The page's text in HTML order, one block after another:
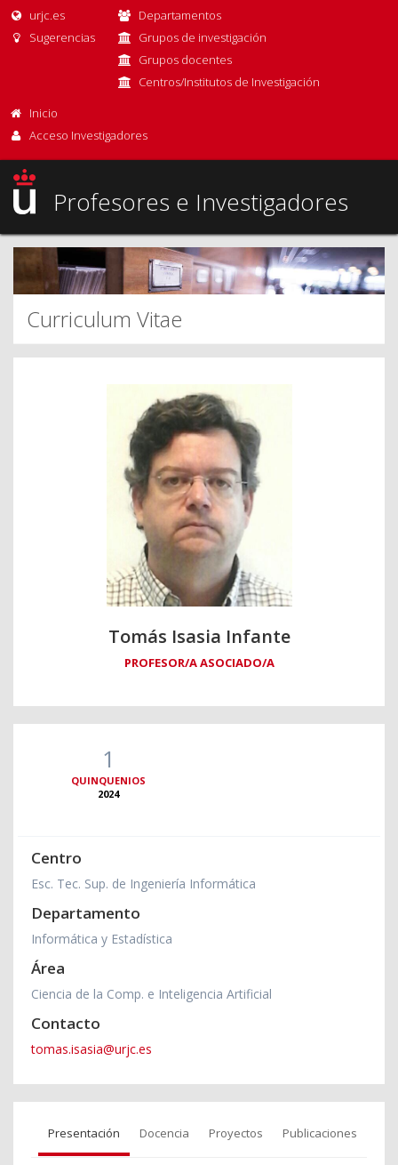
urjc.es
Sugerencias
Departamentos
Grupos de investigación
Grupos docentes
Centros/Institutos de Investigación
Inicio
Acceso Investigadores
Profesores e Investigadores
Curriculum Vitae
Tomás Isasia Infante
PROFESOR/A ASOCIADO/A
1
QUINQUENIOS
2024
Centro
Esc. Tec. Sup. de Ingeniería Informática
Departamento
Informática y Estadística
Área
Ciencia de la Comp. e Inteligencia Artificial
Contacto
tomas.isasia@urjc.es
Presentación Docencia Proyectos Publicaciones